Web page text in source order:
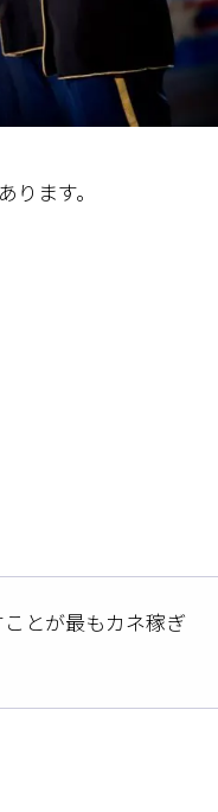
ます。
とが最もカネ稼ぎ